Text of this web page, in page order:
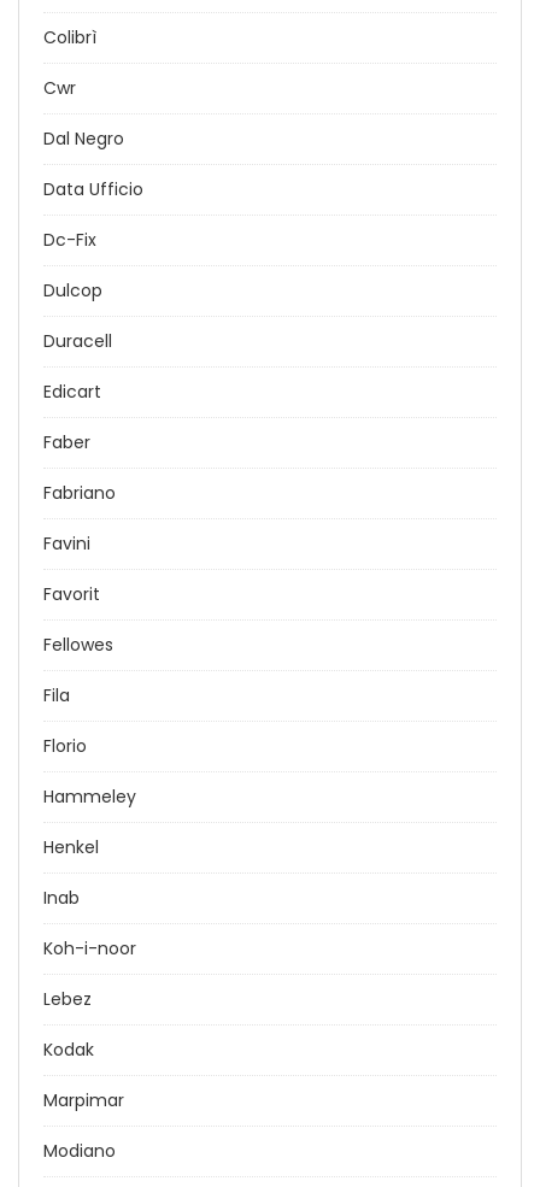
Colibrì
Cwr
Dal Negro
Data Ufficio
Dc-Fix
Dulcop
Duracell
Edicart
Faber
Fabriano
Favini
Favorit
Fellowes
Fila
Florio
Hammeley
Henkel
Inab
Koh-i-noor
Lebez
Kodak
Marpimar
Modiano